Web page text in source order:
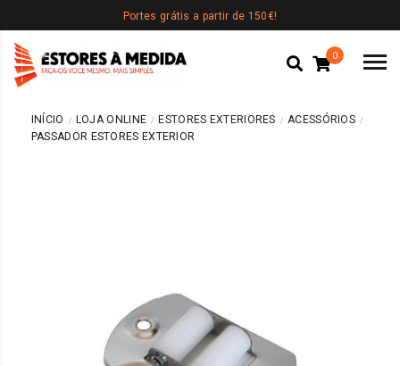
Portes grátis a partir de 150€!
0
INÍCIO LOJA ONLINE ESTORES EXTERIORES
ACESSÓRIOS
PASSADOR ESTORES EXTERIOR